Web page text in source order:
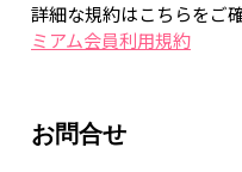
詳細な規約はこちらをご
ミアム会員利用規約
お問合せ